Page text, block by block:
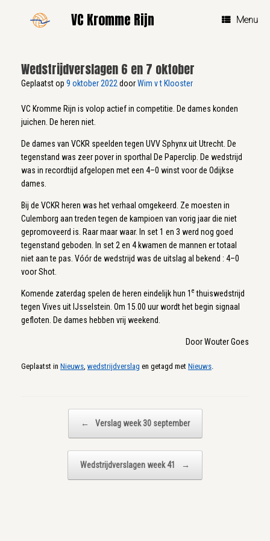
VC Kromme Rijn Menu
Wedstrijdverslagen 6 en 7 oktober
Geplaatst op 9 oktober 2022 doorWim v t Klooster
VC Kromme Rijn is volop actief in competitie. De dames konden
juichen. De heren niet.
De dames van VCKR speelden tegen UVV Sphynx uit Utrecht. De
tegenstand was zeer pover in sporthal De Paperclip. De wedstrijd
was in recordtijd afgelopen met een 4–0 winst voor de Odijkse
dames.
Bij de VCKR heren was het verhaal omgekeerd. Ze moesten in
Culemborg aan treden tegen de kampioen van vorig jaar die niet
gepromoveerd is. Raar maar waar. In set 1 en 3 werd nog goed
tegenstand geboden. In set 2 en 4 kwamen de mannen er totaal
niet aan te pas. Vóór de wedstrijd was de uitslag al bekend : 4–0
voor Shot.
Komende zaterdag spelen de heren eindelijk hun 1 e thuiswedstrijd
tegen Vives uit IJsselstein. Om 15.00 uur wordt het begin signaal
gefloten. De dames hebben vrij weekend.
Door Wouter Goes
Geplaatst in Nieuws wedstrijdverslag en getagd met Nieuws
← Verslag week 30 september
Wedstrijdverslagen week 41 →